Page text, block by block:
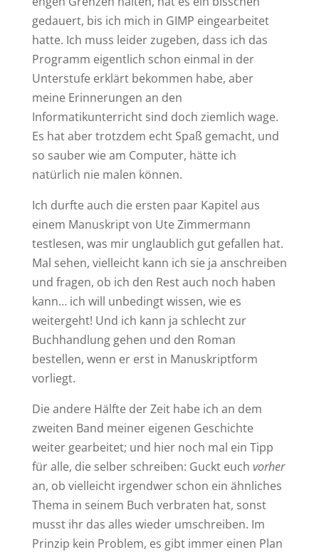
gedauert, bis ich mich in GIMP eingearbeitet
hatte. Ich muss leider zugeben, dass ich das
Programm eigentlich schon einmal in der
Unterstufe erklärt bekommen habe, aber
meine Erinnerungen an den
Informatikunterricht sind doch ziemlich wage.
Es hat aber trotzdem echt Spaß gemacht, und
so sauber wie am Computer, hätte ich
natürlich nie malen können.
Ich durfte auch die ersten paar Kapitel aus
einem Manuskript von Ute Zimmermann
testlesen, was mir unglaublich gut gefallen hat.
Mal sehen, vielleicht kann ich sie ja anschreiben
und fragen, ob ich den Rest auch noch haben
kann… ich will unbedingt wissen, wie es
weitergeht! Und ich kann ja schlecht zur
Buchhandlung gehen und den Roman
bestellen, wenn er erst in Manuskriptform
vorliegt.
Die andere Hälfte der Zeit habe ich an dem
zweiten Band meiner eigenen Geschichte
weiter gearbeitet; und hier noch mal ein Tipp
für alle, die selber schreiben: Guckt euch vorher
an, ob vielleicht irgendwer schon ein ähnliches
Thema in seinem Buch verbraten hat, sonst
musst ihr das alles wieder umschreiben. Im
Prinzip kein Problem, es gibt immer einen Plan